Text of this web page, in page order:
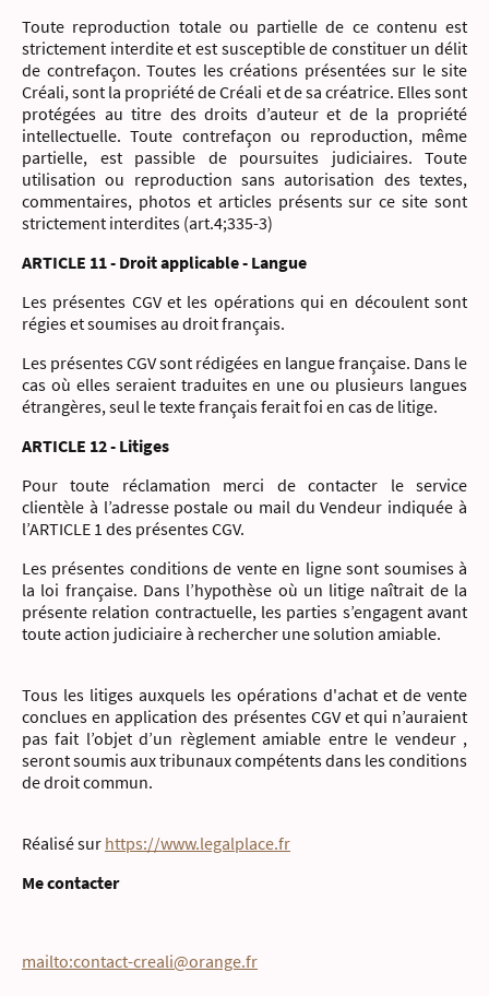
Toute reproduction totale ou partielle de ce contenu est
strictement interdite et est susceptible de constituer un délit
de contrefaçon. Toutes les créations présentées sur le site
Créali, sont la propriété de Créali et de sa créatrice. Elles sont
protégées au titre des droits d’auteur et de la propriété
intellectuelle. Toute contrefaçon ou reproduction, même
partielle, est passible de poursuites judiciaires. Toute
utilisation ou reproduction sans autorisation des textes,
commentaires, photos et articles présents sur ce site sont
strictement interdites (art.4;335-3)
ARTICLE 11 - Droit applicable - Langue
Les présentes CGV et les opérations qui en découlent sont
régies et soumises au droit français.
Les présentes CGV sont rédigées en langue française. Dans le
cas où elles seraient traduites en une ou plusieurs langues
étrangères, seul le texte français ferait foi en cas de litige.
ARTICLE 12 - Litiges
Pour toute réclamation merci de contacter le service
clientèle à l’adresse postale ou mail du Vendeur indiquée à
l’ARTICLE 1 des présentes CGV.
Les présentes conditions de vente en ligne sont soumises à
la loi française. Dans l’hypothèse où un litige naîtrait de la
présente relation contractuelle, les parties s’engagent avant
toute action judiciaire à rechercher une solution amiable.
Tous les litiges auxquels les opérations d'achat et de vente
conclues en application des présentes CGV et qui n’auraient
pas fait l’objet d’un règlement amiable entre le vendeur ,
seront soumis aux tribunaux compétents dans les conditions
de droit commun.
Réalisé sur https://www.legalplace.fr
Me contacter
mailto:contact-creali@orange.fr